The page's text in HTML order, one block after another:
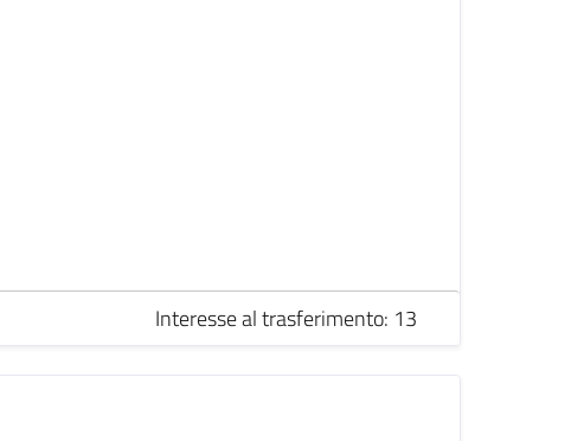
Interesse al trasferimento: 13